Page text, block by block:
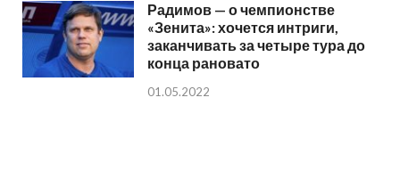
Радимов — о чемпионстве
«Зенита»: хочется интриги,
заканчивать за четыре тура до
конца рановато
01.05.2022